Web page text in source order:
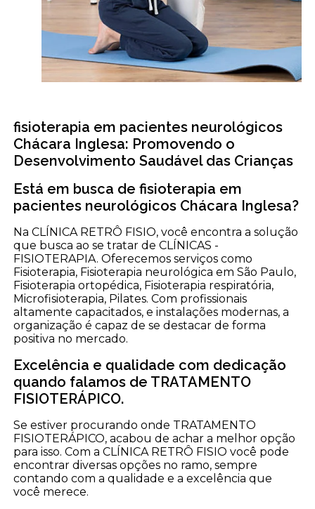
fisioterapia em pacientes neurológicos
Chácara Inglesa: Promovendo o
Desenvolvimento Saudável das Crianças
Está em busca de fisioterapia em
pacientes neurológicos Chácara Inglesa?
Na CLÍNICA RETRÔ FISIO, você encontra a solução
que busca ao se tratar de CLÍNICAS -
FISIOTERAPIA. Oferecemos serviços como
Fisioterapia, Fisioterapia neurológica em São Paulo,
Fisioterapia ortopédica, Fisioterapia respiratória,
Microfisioterapia, Pilates. Com profissionais
altamente capacitados, e instalações modernas, a
organização é capaz de se destacar de forma
positiva no mercado.
Excelência e qualidade com dedicação
quando falamos de TRATAMENTO
FISIOTERÁPICO.
Se estiver procurando onde TRATAMENTO
FISIOTERÁPICO, acabou de achar a melhor opção
para isso. Com a CLÍNICA RETRÔ FISIO você pode
encontrar diversas opções no ramo, sempre
contando com a qualidade e a excelência que
você merece.